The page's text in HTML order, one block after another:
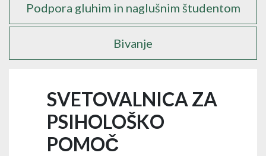
Podpora gluhim in naglušnim študentom
Bivanje
SVETOVALNICA ZA
PSIHOLOŠKO
POMOČ